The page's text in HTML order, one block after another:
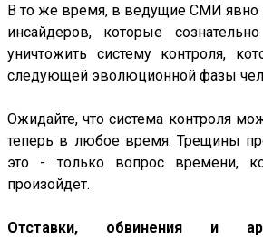
В то же время, в ведущие СМИ явно
инсайдеров, которые
уничтожить систему контроля,
следующей эволюционной фазы
Ожидайте, что система контроля
теперь в любое время. Трещины
это - только вопрос времени,
произойдет.
Отставки, обвинения и